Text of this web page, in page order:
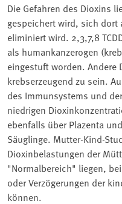
Die Gefahren des Dioxins
gespeichert wird, sich dort
eliminiert wird. 2,3,7,8
als humankanzerogen
eingestuft worden. Andere
krebserzeugend zu sein.
des Immunsystems und
niedrigen
ebenfalls über Plazenta
Säuglinge. Mutter-Kind-
Dioxinbelastungen der
"Normalbereich" liegen,
oder Verzögerungen der
können.